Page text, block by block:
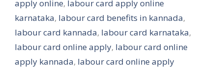
apply online, labour card apply online
karnataka, labour card benefits in kannada,
labour card kannada, labour card karnataka,
labour card online apply, labour card online
apply kannada, labour card online apply